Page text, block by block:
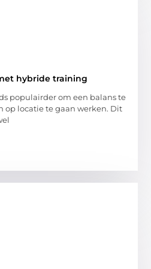
hybride training
populairder om een balans te
op locatie te gaan werken. Dit